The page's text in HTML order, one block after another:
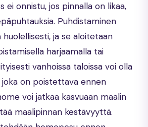
ei onnistu, jos pinnalla on likaa,
Puhdistaminen
ja se aloitetaan
harjaamalla tai
vanhoissa taloissa voi olla
joka on poistettava ennen
voi jatkaa kasvuaan maalin
maalipinnan kestävyyttä.